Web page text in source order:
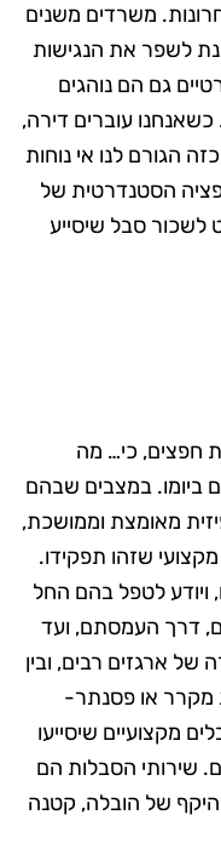
משרדים משנים
לשפר את הנגישות
גם הם נוהגים
עוברים דירה,
הגורם לנו אי נוחות
הסטנדרטית של
לשכור סבל שיסייע
חפצים, כי… מה
ביומו. במצבים שבהם
מאומצת וממושכת,
שזהו תפקידו.
ויודע לטפל בהם החל
דרך העמסתם, ועד
ארגזים רבים, ובין
מקרר או פסנתר-
מקצועיים שיסייעו
שירותי הסבלות הם
היקף של הובלה, קטנה